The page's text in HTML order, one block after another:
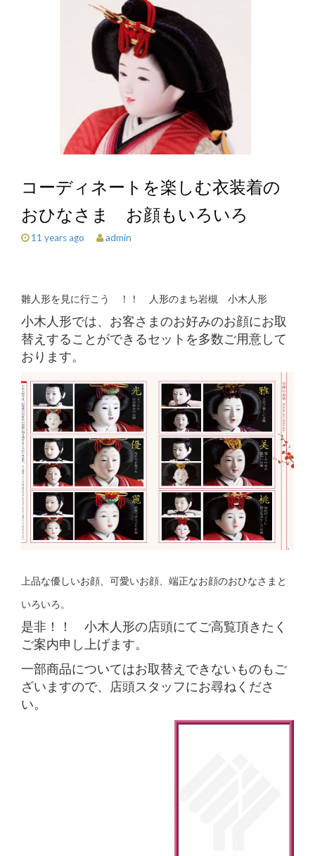
コーディネートを楽しむ衣装着の
おひなさま お顔もいろいろ
11 years ago admin
雛人形を見に行こう ！！ 人形のまち岩槻 小木人形
小木人形では、お客さまのお好みのお顔にお取
替えすることができるセットを多数ご用意して
おります。
上品な優しいお顔、可愛いお顔、端正なお顔のおひなさまと
いろいろ。
是非！！ 小木人形の店頭にてご高覧頂きたく
ご案内申し上げます。
一部商品についてはお取替えできないものもご
ざいますので、店頭スタッフにお尋ねくださ
い。